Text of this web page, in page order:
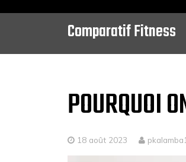
Comparatif Fitness
POURQUOI
18 août 2023 pkalamba1